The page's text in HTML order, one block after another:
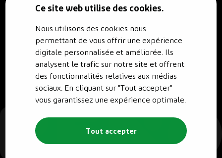
Ce site web utilise des cookies.
Nous utilisons des cookies nous
permettant de vous offrir une expérience
digitale personnalisée et améliorée. Ils
analysent le trafic sur notre site et offrent
des fonctionnalités relatives aux médias
sociaux. En cliquant sur "Tout accepter"
vous garantissez une expérience optimale.
Tout accepter
Conditions générales
Politique de confidentialité